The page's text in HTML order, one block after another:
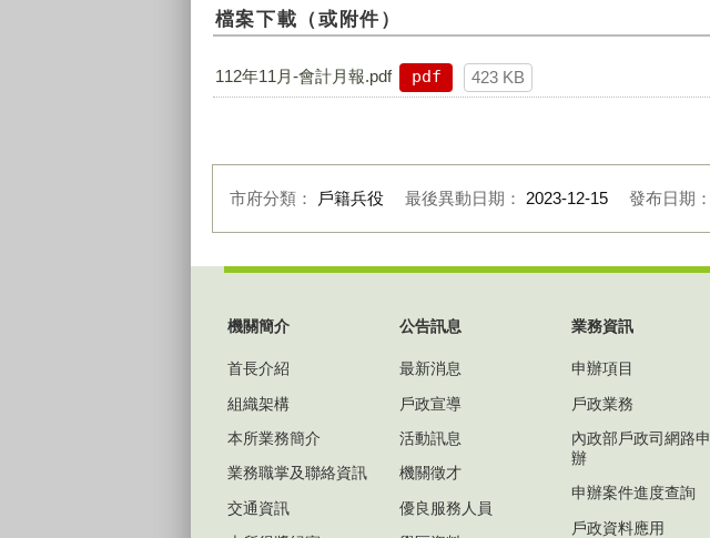
檔案下載（或附件）
112年11月-會計月報.pdf pdf 423 KB
市府分類： 戶籍兵役 最後異動日期： 2023-12-15 發布日期：
機關簡介
首長介紹
組織架構
本所業務簡介
業務職掌及聯絡資訊
交通資訊
公告訊息
最新消息
戶政宣導
活動訊息
機關徵才
優良服務人員
業務資訊
申辦項目
戶政業務
內政部戶政司網路申
辦
申辦案件進度查詢
戶政資料應用